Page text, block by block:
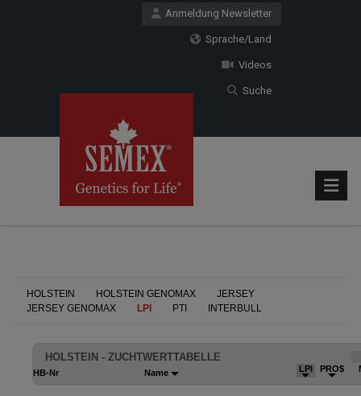
Anmeldung Newsletter
Sprache/Land
Videos
Suche